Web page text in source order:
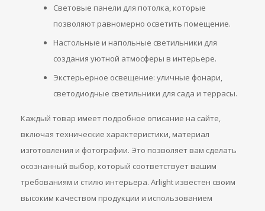
Световые панели для потолка, которые
позволяют равномерно осветить помещение.
Настольные и напольные светильники для
создания уютной атмосферы в интерьере.
Экстерьерное освещение: уличные фонари,
светодиодные светильники для сада и террасы.
Каждый товар имеет подробное описание на сайте,
включая технические характеристики, материал
изготовления и фотографии. Это позволяет вам сделать
осознанный выбор, который соответствует вашим
требованиям и стилю интерьера. Arlight известен своим
высоким качеством продукции и использованием